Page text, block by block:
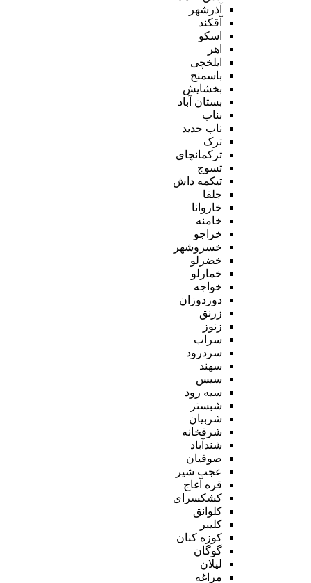
آذرشهر
آقکند
اسکو
اهر
ایلخچی
باسمنج
بخشایش
بستان آباد
بناب
ناب جدید
ترک
ترکمانچای
تسوج
تیکمه داش
جلفا
خاروانا
خامنه
خراجو
خسروشهر
خضرلو
خمارلو
خواجه
دوزدوزان
زرنق
زنوز
سراب
سردرود
سهند
سیس
سیه رود
شبستر
شربیان
شرفخانه
شندآباد
صوفیان
عجب شیر
قره آغاج
کشکسرای
کلوانق
کلیبر
کوزه کنان
گوگان
لیلان
مراغه